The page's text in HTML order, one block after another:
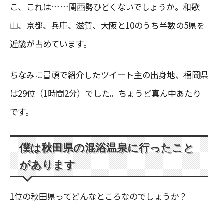
こ、これは……関西勢ひどくないでしょうか。和歌
山、京都、兵庫、滋賀、大阪と10のうち半数の5県を
近畿が占めています。
ちなみに冒頭で紹介したツイート主の出身地、福岡県
は29位（1時間2分）でした。ちょうど真ん中あたり
です。
僕は秋田県の混浴温泉に行ったこと
があります
1位の秋田県ってどんなところなのでしょうか？